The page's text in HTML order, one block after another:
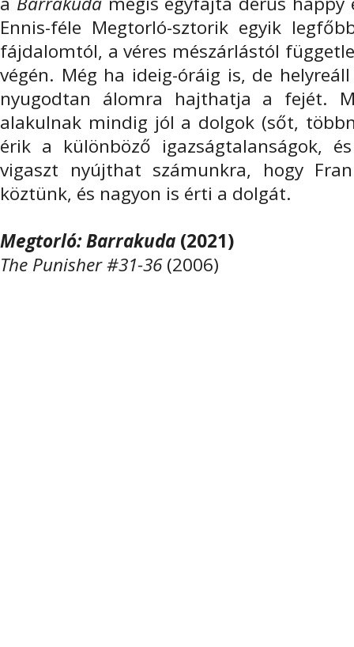
Ennis-féle Megtorló-sztorik egyik
fájdalomtól, a véres mészárlástól
végén. Még ha ideig-óráig is, de
nyugodtan álomra hajthatja a fejét.
alakulnak mindig jól a dolgok (sőt,
érik a különböző igazságtalanságok,
vigaszt nyújthat számunkra, hogy
köztünk, és nagyon is érti a dolgát.
Megtorló: Barrakuda (2021)
The Punisher #31-36(2006)